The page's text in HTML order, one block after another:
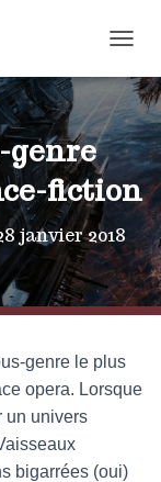
genre
fiction
janvier 2018
genre le plus
opera. Lorsque
un univers
bigarrées (oui)